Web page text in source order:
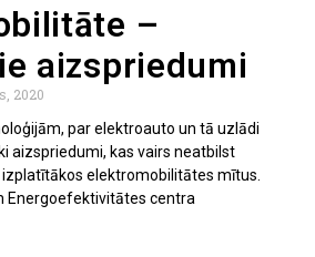
–
aizspriedumi
2020
par elektroauto un tā uzlādi
aizspriedumi, kas vairs neatbilst
elektromobilitātes mītus.
Energoefektivitātes centra